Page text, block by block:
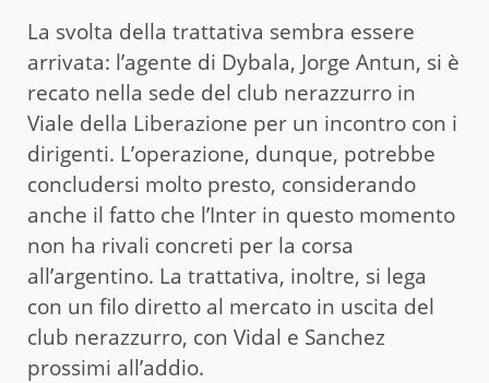
La svolta della trattativa sembra essere
arrivata: l’agente di Dybala, Jorge Antun, si è
recato nella sede del club nerazzurro in
Viale della Liberazione per un incontro con i
dirigenti. L’operazione, dunque, potrebbe
concludersi molto presto, considerando
anche il fatto che l’Inter in questo momento
non ha rivali concreti per la corsa
all’argentino. La trattativa, inoltre, si lega
con un filo diretto al mercato in uscita del
club nerazzurro, con Vidal e Sanchez
prossimi all’addio.